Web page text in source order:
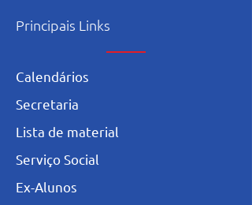
Principais Links
Calendários
Secretaria
L ista de material
Serviço Social
Ex-Alunos